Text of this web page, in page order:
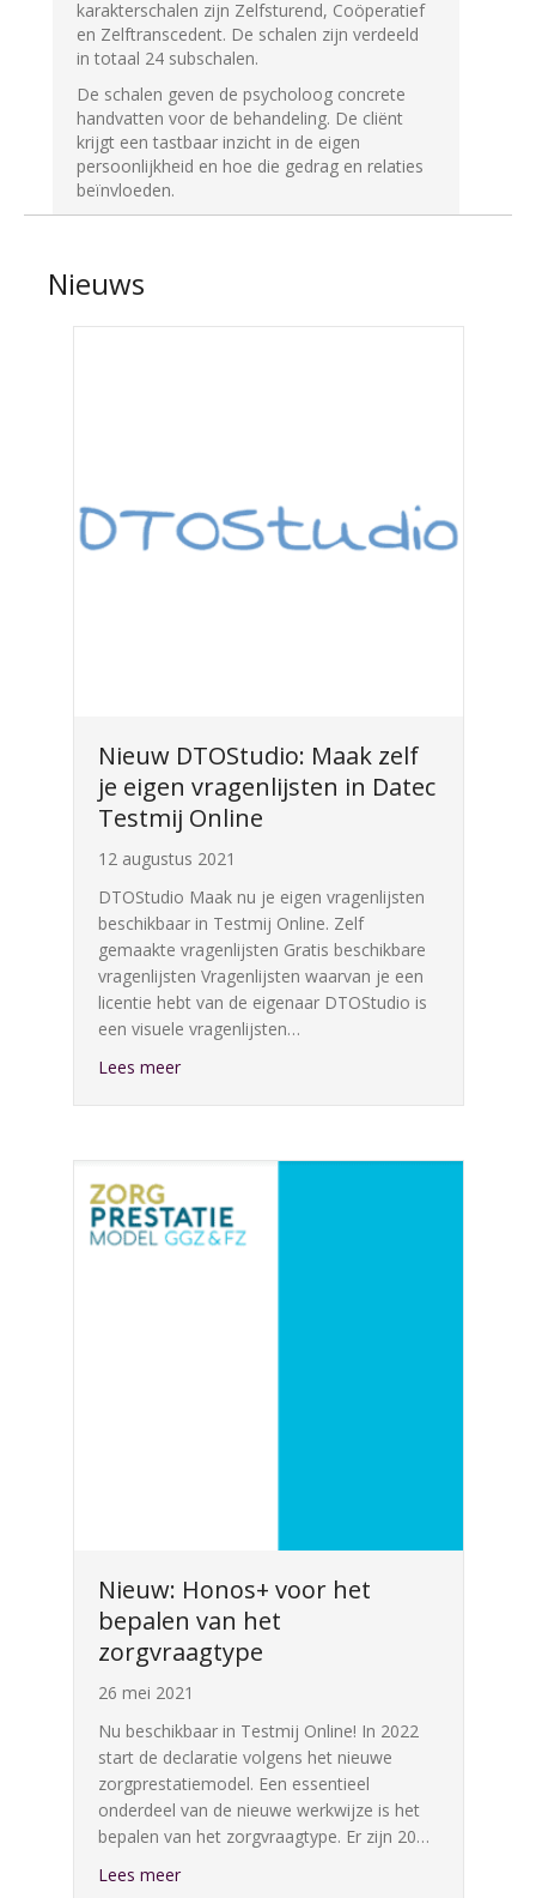
karakterschalen zijn Zelfsturend, Coöperatief
en Zelftranscedent. De schalen zijn verdeeld
in totaal 24 subschalen.
De schalen geven de psycholoog concrete
handvatten voor de behandeling. De cliënt
krijgt een tastbaar inzicht in de eigen
persoonlijkheid en hoe die gedrag en relaties
beïnvloeden.
Nieuws
Nieuw DTOStudio: Maak zelf
je eigen vragenlijsten in Datec
Testmij Online
12 augustus 2021
DTOStudio Maak nu je eigen vragenlijsten
beschikbaar in Testmij Online. Zelf
gemaakte vragenlijsten Gratis beschikbare
vragenlijsten Vragenlijsten waarvan je een
licentie hebt van de eigenaar DTOStudio is
een visuele vragenlijsten…
Lees meerabout Nieuw DTOStudio: Maak zelf je eigen
Nieuw: Honos+ voor het
bepalen van het
zorgvraagtype
26 mei 2021
Nu beschikbaar in Testmij Online! In 2022
start de declaratie volgens het nieuwe
zorgprestatiemodel. Een essentieel
onderdeel van de nieuwe werkwijze is het
bepalen van het zorgvraagtype. Er zijn 20…
Lees meerabout Nieuw: Honos+ voor het bepalen van